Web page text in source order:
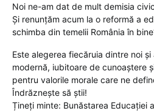
Noi ne-am dat de mult demisia
Și renunțăm acum la o reformă a
schimba din temelii România în
Este alegerea fiecăruia dintre noi
modernă, iubitoare de cunoaștere
pentru valorile morale care ne
Îndrăznește să știi!
Țineți minte: Bunăstarea Educației